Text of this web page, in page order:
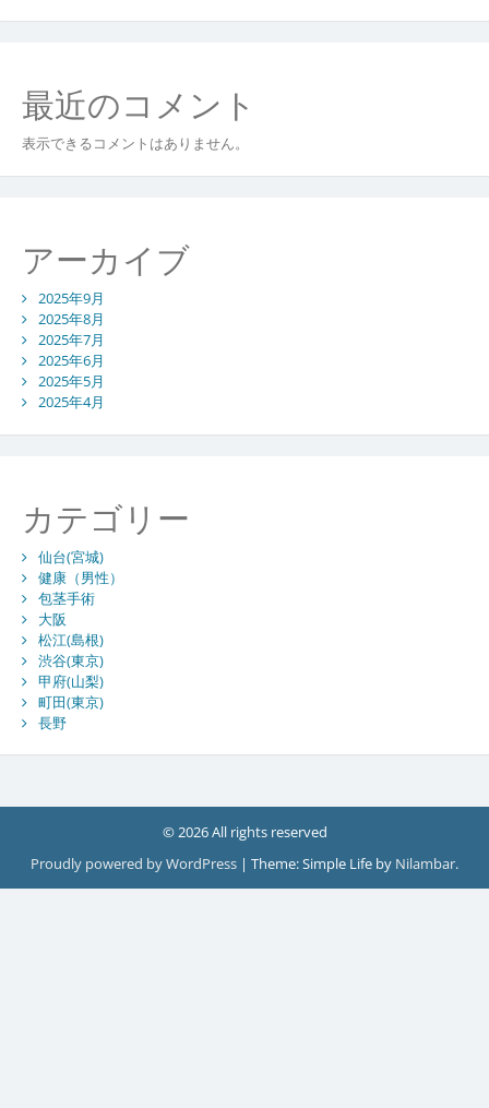
最近のコメント
表示できるコメントはありません。
アーカイブ
2025年9月
2025年8月
2025年7月
2025年6月
2025年5月
2025年4月
カテゴリー
仙台(宮城)
健康（男性）
包茎手術
大阪
松江(島根)
渋谷(東京)
甲府(山梨)
町田(東京)
長野
© 2026 All rights reserved
Proudly powered by WordPress | Theme: Simple Life by Nilambar.